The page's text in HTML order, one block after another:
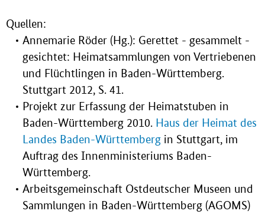
Quellen:
Annemarie Röder (Hg.): Gerettet - gesammelt -
gesichtet: Heimatsammlungen von Vertriebenen
und Flüchtlingen in Baden-Württemberg.
Stuttgart 2012, S. 41.
Projekt zur Erfassung der Heimatstuben in
Baden-Württemberg 2010. Haus der Heimat des
Landes Baden-Württemberg in Stuttgart, im
Auftrag des Innenministeriums Baden-
Württemberg.
Arbeitsgemeinschaft Ostdeutscher Museen und
Sammlungen in Baden-Württemberg (AGOMS)